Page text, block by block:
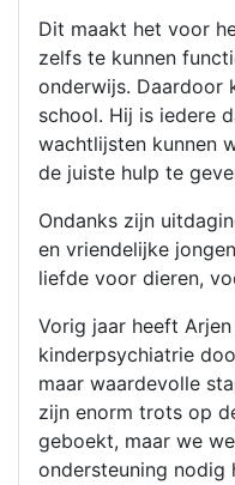
Dit maakt het voor
zelfs te kunnen
onderwijs. Daardoor
school. Hij is iedere
wachtlijsten kunnen
de juiste hulp te
Ondanks zijn
en vriendelijke
liefde voor dieren,
Vorig jaar heeft
kinderpsychiatrie
maar waardevolle
zijn enorm trots op
geboekt, maar we
ondersteuning